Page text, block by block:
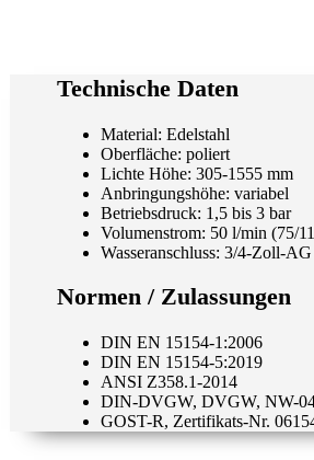
Technische Daten
Material: Edelstahl
Oberfläche: poliert
Lichte Höhe: 305-1555 mm
Anbringungshöhe: variabel
Betriebsdruck: 1,5 bis 3 bar
Volumenstrom: 50 l/min (75/
Wasseranschluss: 3/4-Zoll-AG
Normen / Zulassungen
DIN EN 15154-1:2006
DIN EN 15154-5:2019
ANSI Z358.1-2014
DIN-DVGW, DVGW, NW-
GOST-R, Zertifikats-Nr.